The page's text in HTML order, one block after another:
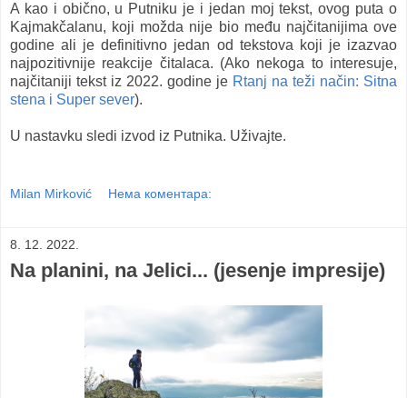
A kao i obično, u Putniku je i jedan moj tekst, ovog puta o
Kajmakčalanu, koji možda nije bio među najčitanijima ove
godine ali je definitivno jedan od tekstova koji je izazvao
najpozitivnije reakcije čitalaca. (Ako nekoga to interesuje,
najčitaniji tekst iz 2022. godine je Rtanj na teži način: Sitna
stena i Super sever).
U nastavku sledi izvod iz Putnika. Uživajte.
Milan Mirković Нема коментара:
8. 12. 2022.
Na planini, na Jelici... (jesenje impresije)